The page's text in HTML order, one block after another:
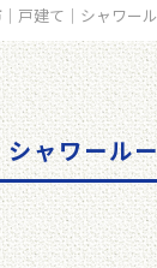
戸建て｜シャワー
ャワール